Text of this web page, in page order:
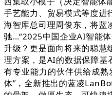
手艺能力、贸易模式等度进
海智库总司理周俊东，将蓝
驰…“2025中国企业AI智能
升级？更是面向将来的聪慧
理方案，是AI的数据保障基
有专业能力的伙伴供给成
体”，全新推出的蓝凌